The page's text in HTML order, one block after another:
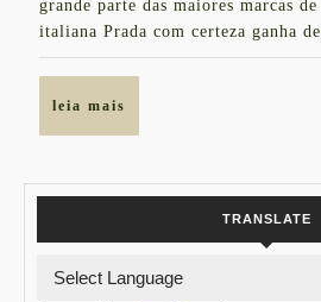
grande parte das maiores marcas
italiana Prada com certeza ganha
leia mais
TRANSLATE